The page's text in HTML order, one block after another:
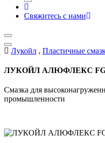
Свяжитесь с нами
Лукойл , Пластичные
ЛУКОЙЛ АЛЮФЛЕКС FG
Смазка для
промышленности